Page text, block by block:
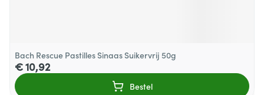
Bach Rescue Pastilles Sinaas Suikervrij 50g
€ 10,92
Bestel